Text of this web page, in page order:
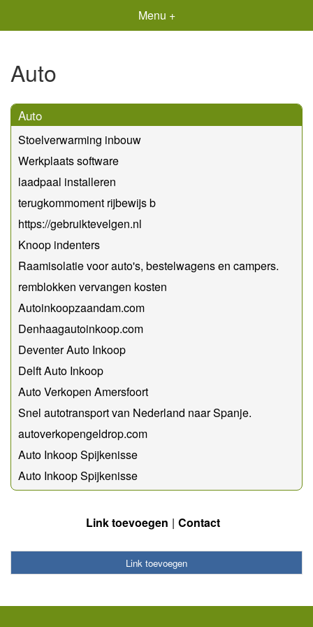
Menu +
Auto
Auto
Stoelverwarming inbouw
Werkplaats software
laadpaal installeren
terugkommoment rijbewijs b
https://gebruiktevelgen.nl
Knoop indenters
Raamisolatie voor auto's, bestelwagens en campers.
remblokken vervangen kosten
Autoinkoopzaandam.com
Denhaagautoinkoop.com
Deventer Auto Inkoop
Delft Auto Inkoop
Auto Verkopen Amersfoort
Snel autotransport van Nederland naar Spanje.
autoverkopengeldrop.com
Auto Inkoop Spijkenisse
Auto Inkoop Spijkenisse
Link toevoegen Contact
Link toevoegen